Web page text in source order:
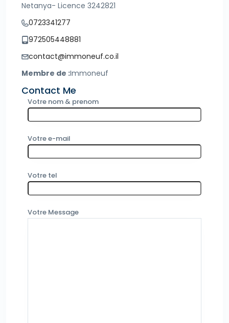
Netanya- Licence 3242821
0723341277
972505448881
contact@immoneuf.co.il
Membre de :Immoneuf
Contact Me
Votre nom & prenom
Votre e-mail
Votre tel
Votre Message